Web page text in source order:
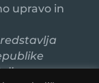
upravo in